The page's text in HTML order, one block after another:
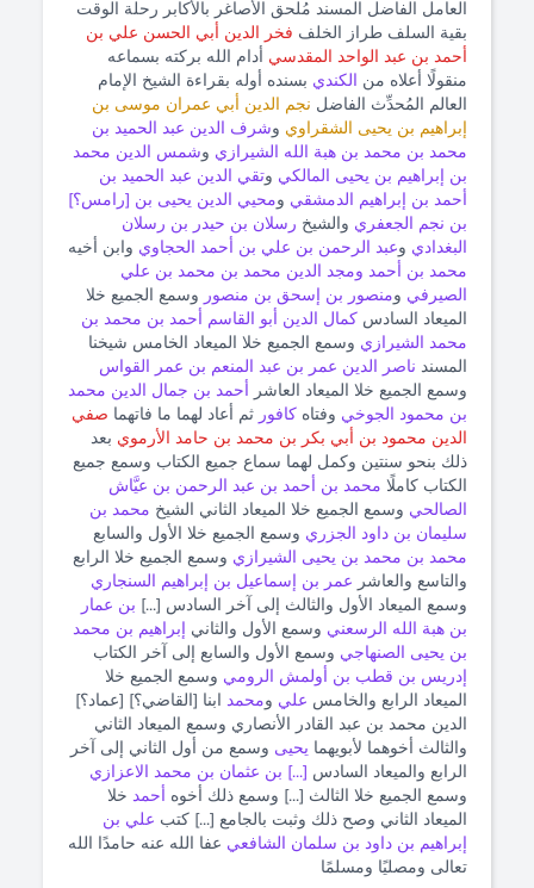
العامل الفاضل المسند مُلحق الأصاغر بالأكابر رحلة الوقت
بقية السلف طراز الخلف فخر الدين أبي الحسن علي بن
أحمد بن عبد الواحد المقدسي أدام الله بركته بسماعه
منقولًا أعلاه من الكندي بسنده أوله بقراءة الشيخ الإمام
العالم المُحدِّث الفاضل نجم الدين أبي عمران موسى بن
إبراهيم بن يحيى الشقراوي وشرف الدين عبد الحميد بن
محمد بن محمد بن هبة الله الشيرازي وشمس الدين محمد
بن إبراهيم بن يحيى المالكي وتقي الدين عبد الحميد بن
أحمد بن إبراهيم الدمشقي ومحيي الدين يحيى بن [رامس؟]
بن نجم الجعفري والشيخ رسلان بن حيدر بن رسلان
البغدادي وعبد الرحمن بن علي بن أحمد الحجاوي وابن أخيه
محمد بن أحمد ومجد الدين محمد بن محمد بن علي
الصيرفي ومنصور بن إسحق بن منصور وسمع الجميع خلا
الميعاد السادس كمال الدين أبو القاسم أحمد بن محمد بن
محمد الشيرازي وسمع الجميع خلا الميعاد الخامس شيخنا
المسند ناصر الدين عمر بن عبد المنعم بن عمر القواس
وسمع الجميع خلا الميعاد العاشر أحمد بن جمال الدين محمد
بن محمود الجوخي وفتاه كافور ثم أعاد لهما ما فاتهما صفي
الدين محمود بن أبي بكر بن محمد بن حامد الأرموي بعد
ذلك بنحو سنتين وكمل لهما سماع جميع الكتاب وسمع جميع
الكتاب كاملًا محمد بن أحمد بن عبد الرحمن بن عيَّاش
الصالحي وسمع الجميع خلا الميعاد الثاني الشيخ محمد بن
سليمان بن داود الجزري وسمع الجميع خلا الأول والسابع
محمد بن محمد بن يحيى الشيرازي وسمع الجميع خلا الرابع
والتاسع والعاشر عمر بن إسماعيل بن إبراهيم السنجاري
وسمع الميعاد الأول والثالث إلى آخر السادس [...] بن عمار
بن هبة الله الرسعني وسمع الأول والثاني إبراهيم بن محمد
بن يحيى الصنهاجي وسمع الأول والسابع إلى آخر الكتاب
إدريس بن قطب بن أولمش الرومي وسمع الجميع خلا
الميعاد الرابع والخامس علي ومحمد ابنا [القاضي؟] [عماد؟]
الدين محمد بن عبد القادر الأنصاري وسمع الميعاد الثاني
والثالث أخوهما لأبويهما يحيى وسمع من أول الثاني إلى آخر
الرابع والميعاد السادس [...] بن عثمان بن محمد الاعزازي
وسمع الجميع خلا الثالث [...] وسمع ذلك أخوه أحمد خلا
الميعاد الثاني وصح ذلك وثبت بالجامع [...] كتب علي بن
إبراهيم بن داود بن سلمان الشافعي عفا الله عنه حامدًا الله
تعالى ومصليًا ومسلمًا